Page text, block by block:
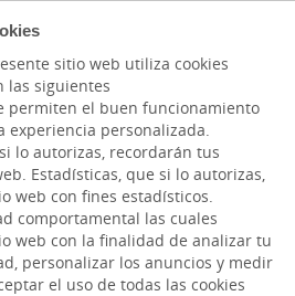
sitio web utiliza cookies
las siguientes
permiten el buen funcionamiento
experiencia personalizada.
lo autorizas, recordarán tus
Estadísticas, que si lo autorizas,
web con fines estadísticos.
comportamental las cuales
web con la finalidad de analizar tu
personalizar los anuncios y medir
el uso de todas las cookies